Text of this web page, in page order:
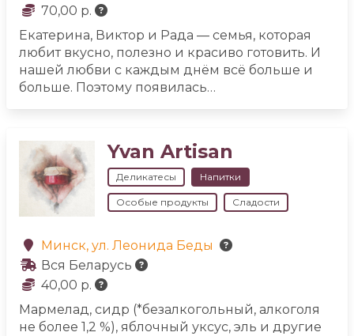
70,00 р.
Екатерина, Виктор и Рада — семья, которая
любит вкусно, полезно и красиво готовить. И
нашей любви с каждым днём всё больше и
больше. Поэтому появилась
цельного молока. Мармелад. Веган и лакто-
вегетарианские торты. Пирожки и печенье.
Можно без молока, муки, белого
сахара.Вкусный и ароматный хлеб на ржаной
закваске. Настоящий и полезный тягучий
Yvan Artisan
Деликатесы Напитки
Особые продукты Сладости
Минск, ул. Леонида Беды
Вся Беларусь
40,00 р.
Мармелад, сидр (*безалкогольный, алкоголя
не более 1,2 %), яблочный уксус, эль и другие